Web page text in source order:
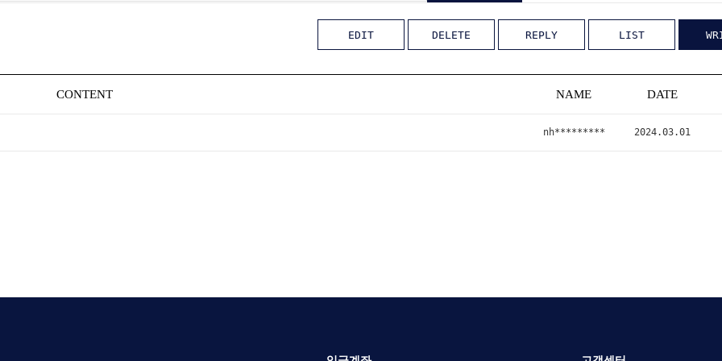
EDIT DELETE REPLY LIST
CONTENT NAME DATE
nh********* 2024.03.01